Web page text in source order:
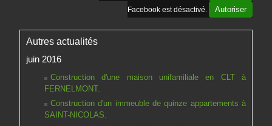
Facebook est désactivé. Autoriser
Autres actualités
juin 2016
Construction d'une maison unifamiliale en CLT à
FERNELMONT.
Construction d'un immeuble de quinze appartements à
SAINT-NICOLAS.